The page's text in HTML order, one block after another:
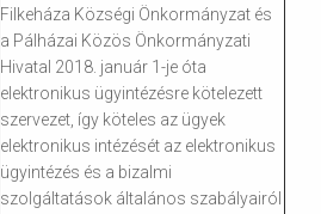
Filkeháza Községi Önkormányzat és
a Pálházai Közös Önkormányzati
Hivatal 2018. január 1-je óta
elektronikus ügyintézésre kötelezett
szervezet, így köteles az ügyek
elektronikus intézését az elektronikus
ügyintézés és a bizalmi
szolgáltatások általános szabályairól